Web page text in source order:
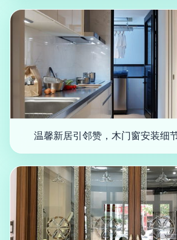
温馨新居引邻赞，木门窗安装细